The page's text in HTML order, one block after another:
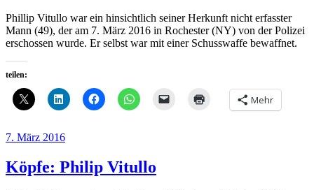
Phillip Vitullo war ein hinsichtlich seiner Herkunft nicht erfasster
Mann (49), der am 7. März 2016 in Rochester (NY) von der Polizei
erschossen wurde. Er selbst war mit einer Schusswaffe bewaffnet.
teilen:
Mehr
Veröffentlicht
7. März 2016
Köpfe: Philip Vitullo